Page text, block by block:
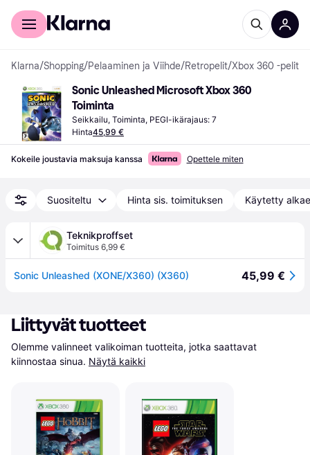
Kuluttajille
Klarna/Shopping/Pelaaminen ja Viihde/Retropelit/Xbox 360 -pelit
Sonic Unleashed Microsoft Xbox 360
Toiminta
Seikkailu, Toiminta, PEGI-ikärajaus: 7
Hinta45,99 €
Kokeile joustavia maksuja kanssa Opettele miten
Suositeltu Hinta sis. toimituksen Käytetty
Teknikproffset
Toimitus 6,99 €
Sonic Unleashed (XONE/X360) (X360) 45,99 €
Liittyvät tuotteet
Olemme valinneet valikoiman tuotteita, jotka saattavat
kiinnostaa sinua. Näytä kaikki